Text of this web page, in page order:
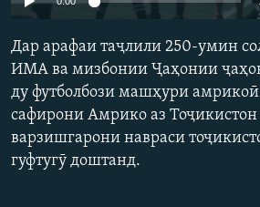
ПАЙГИРӢ КУНЕД
240p
720p
Дар арафаи таҷлили 250-умин
ИМА ва мизбонии Ҷаҳонии
ду футболбози машҳури
сафирони Амрико аз Тоҷикистон
варзишгарони навраси
гуфтугӯ доштанд.